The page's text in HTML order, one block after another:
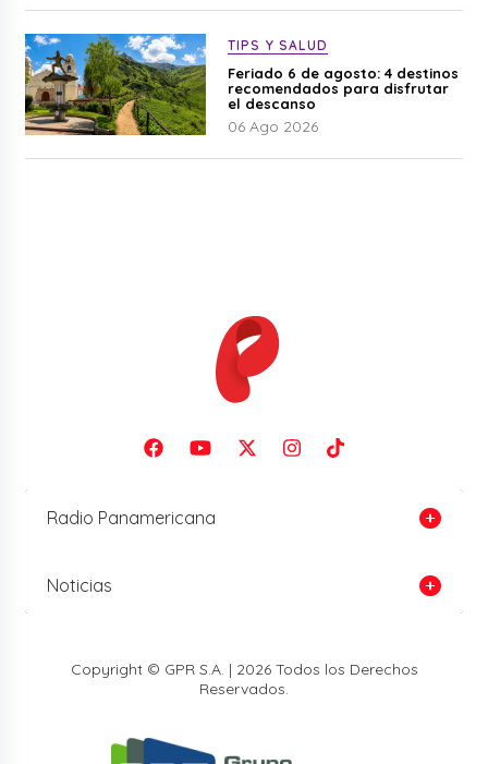
TIPS Y SALUD
Feriado 6 de agosto: 4 destinos
recomendados para disfrutar
el descanso
06 Ago 2026
Radio Panamericana
Noticias
Copyright © GPR S.A. | 2026 Todos los Derechos
Reservados.